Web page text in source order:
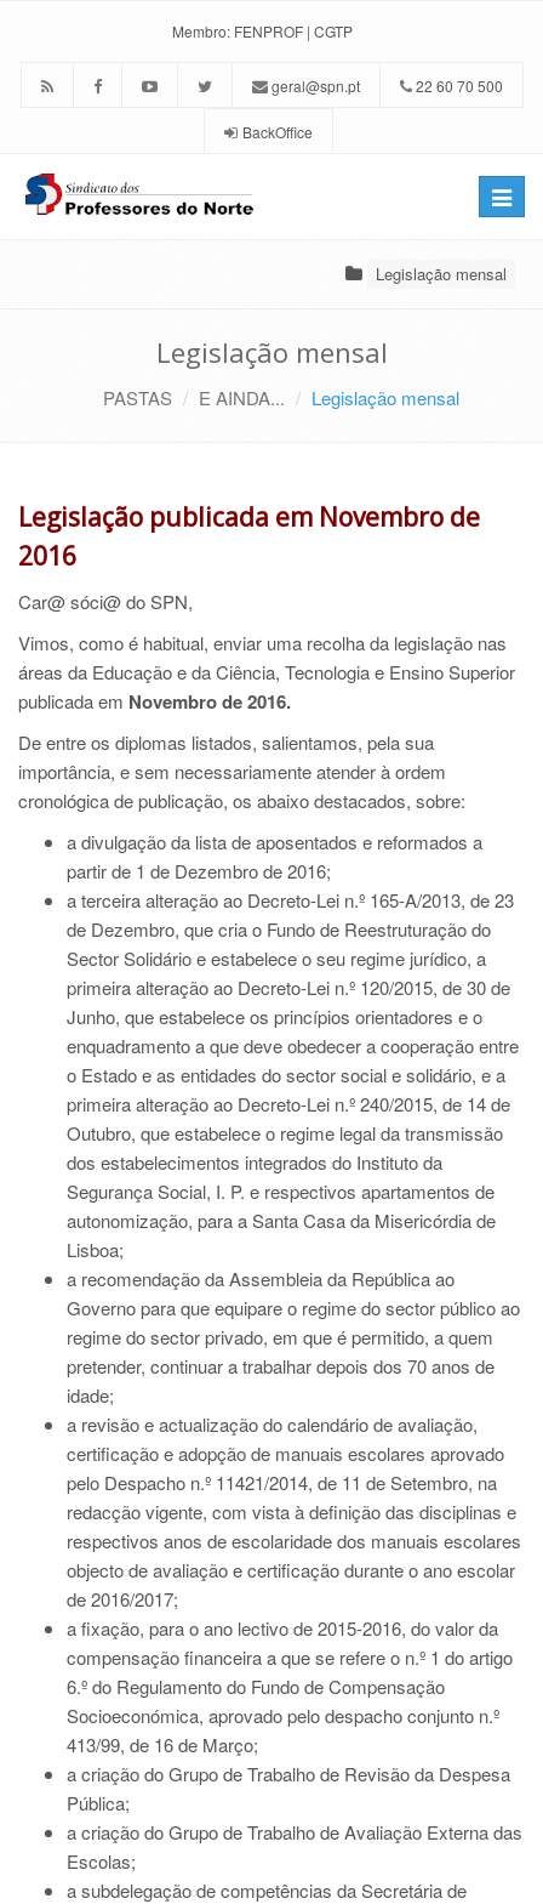
Membro: FENPROF | CGTP
geral@spn.pt 22 60 70 500
BackOffice
Toggle
Legislação mensal
Legislação mensal
PASTAS E AINDA... Legislação mensal
Legislação publicada em Novembro de
2016
Car@ sóci@ do SPN,
Vimos, como é habitual, enviar uma recolha da legislação nas
áreas da Educação e da Ciência, Tecnologia e Ensino Superior
publicada em Novembro de 2016.
De entre os diplomas listados, salientamos, pela sua
importância, e sem necessariamente atender à ordem
cronológica de publicação, os abaixo destacados, sobre:
a divulgação da lista de aposentados e reformados a
partir de 1 de Dezembro de 2016;
a terceira alteração ao Decreto-Lei n.º 165-A/2013, de 23
de Dezembro, que cria o Fundo de Reestruturação do
Sector Solidário e estabelece o seu regime jurídico, a
primeira alteração ao Decreto-Lei n.º 120/2015, de 30 de
Junho, que estabelece os princípios orientadores e o
enquadramento a que deve obedecer a cooperação entre
o Estado e as entidades do sector social e solidário, e a
primeira alteração ao Decreto-Lei n.º 240/2015, de 14 de
Outubro, que estabelece o regime legal da transmissão
dos estabelecimentos integrados do Instituto da
Segurança Social, I. P. e respectivos apartamentos de
autonomização, para a Santa Casa da Misericórdia de
Lisboa;
a recomendação da Assembleia da República ao
Governo para que equipare o regime do sector público ao
regime do sector privado, em que é permitido, a quem
pretender, continuar a trabalhar depois dos 70 anos de
idade;
a revisão e actualização do calendário de avaliação,
certificação e adopção de manuais escolares aprovado
pelo Despacho n.º 11421/2014, de 11 de Setembro, na
redacção vigente, com vista à definição das disciplinas e
respectivos anos de escolaridade dos manuais escolares
objecto de avaliação e certificação durante o ano escolar
de 2016/2017;
a fixação, para o ano lectivo de 2015-2016, do valor da
compensação financeira a que se refere o n.º 1 do artigo
6.º do Regulamento do Fundo de Compensação
Socioeconómica, aprovado pelo despacho conjunto n.º
413/99, de 16 de Março;
a criação do Grupo de Trabalho de Revisão da Despesa
Pública;
a criação do Grupo de Trabalho de Avaliação Externa das
Escolas;
a subdelegação de competências da Secretária de